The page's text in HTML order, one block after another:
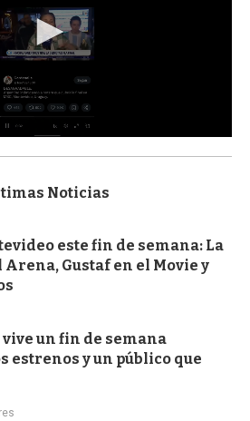
Noticias
este fin de semana: La
Gustaf en el Movie y
un fin de semana
estrenos y un público que